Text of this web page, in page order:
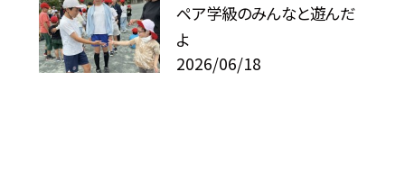
ペア学級のみんなと遊んだ
よ
2026/06/18